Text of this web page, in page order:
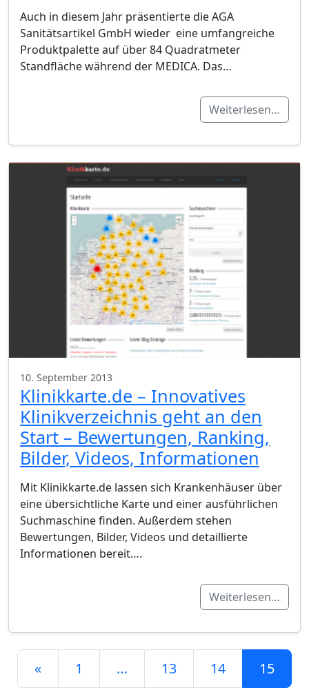
Auch in diesem Jahr präsentierte die AGA
Sanitätsartikel GmbH wieder eine umfangreiche
Produktpalette auf über 84 Quadratmeter
Standfläche während der MEDICA. Das…
Weiterlesen…
10. September 2013
Klinikkarte.de – Innovatives
Klinikverzeichnis geht an den
Start – Bewertungen, Ranking,
Bilder, Videos, Informationen
Mit Klinikkarte.de lassen sich Krankenhäuser über
eine übersichtliche Karte und einer ausführlichen
Suchmaschine finden. Außerdem stehen
Bewertungen, Bilder, Videos und detaillierte
Informationen bereit….
Weiterlesen…
Beitrags-Navigation
« 1 … 13 14 15